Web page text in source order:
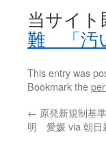
当サイト
難 「汚
This entry was
Bookmark the
← 原発新規制基
明 愛媛 via 朝日